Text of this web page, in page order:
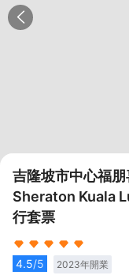
吉隆坡市中心福
Sheraton Kuala
行套票
4.5/5 2023年開業